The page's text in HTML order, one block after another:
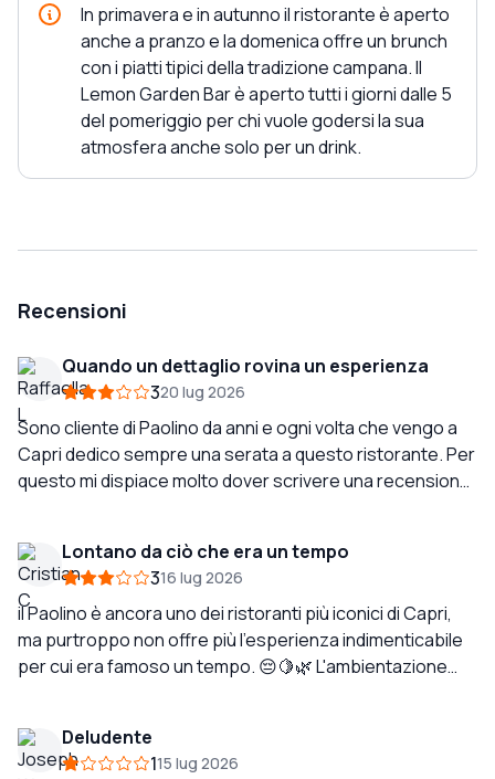
In primavera e in autunno il ristorante è aperto
anche a pranzo e la domenica offre un brunch
con i piatti tipici della tradizione campana. Il
Lemon Garden Bar è aperto tutti i giorni dalle 5
del pomeriggio per chi vuole godersi la sua
atmosfera anche solo per un drink.
Recensioni
Quando un dettaglio rovina un esperienza
320 lug 2026
Sono cliente di Paolino da anni e ogni volta che vengo a
Capri dedico sempre una serata a questo ristorante. Per
questo mi dispiace molto dover scrivere una recensione
ragazzi in sala sono stati professionali, gentili e
impeccabili. Quello che mi ha profondamente colpita,
però, sono state le nuove divise del personale. Le ho
trovate davvero di cattivo gusto e del tutto fuori
contesto per un ristorante dell’eleganza e della storia di
abbinati a camicie, sempre in poliestere, con una
fantasia multicolore di limoni. L’effetto complessivo, a mio
Lontano da ciò che era un tempo
316 lug 2026
il Paolino è ancora uno dei ristoranti più iconici di Capri,
ma purtroppo non offre più l'esperienza indimenticabile
per cui era famoso un tempo. 😔🍋🌿 L'ambientazione
L'atmosfera è elegante, romantica e unicamente
caprese, rendendo la serata meravigliosa. 🌅🥂 Tuttavia,
Deludente
115 lug 2026